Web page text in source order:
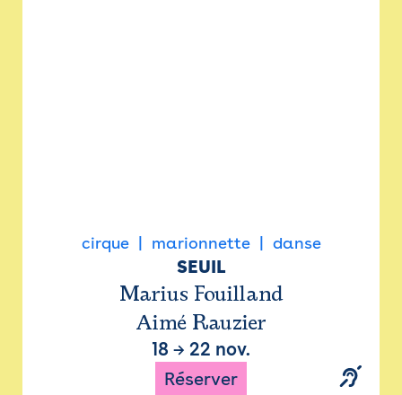
cirque marionnette danse
SEUIL
Marius Fouilland
Aimé Rauzier
18 → 22 nov.
Réserver